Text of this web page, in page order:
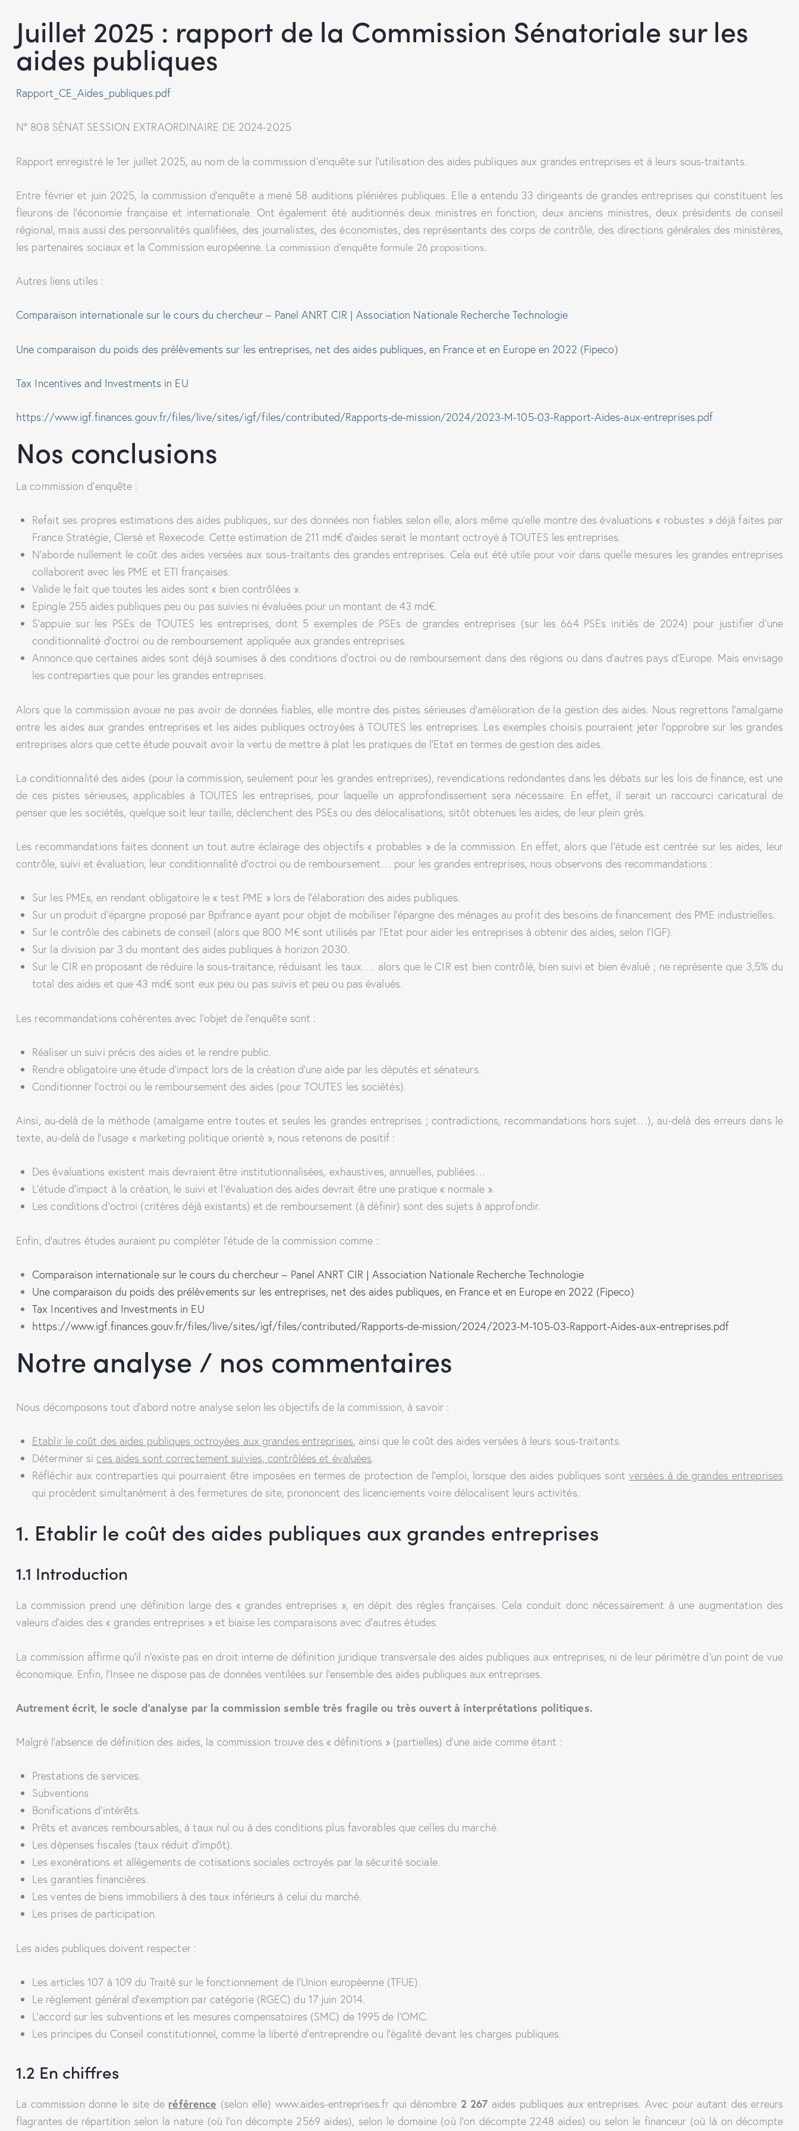
Juillet 2025 : rapport de la Commission Sénatoriale sur les
aides publiques
Rapport_CE_Aides_publiques.pdf
N° 808 SÉNAT SESSION EXTRAORDINAIRE DE 2024-2025
Rapport enregistré le 1er juillet 2025, au nom de la commission d’enquête sur l’utilisation des aides publiques aux grandes entreprises et à leurs sous-traitants.
Entre février et juin 2025, la commission d’enquête a mené 58 auditions plénières publiques. Elle a entendu 33 dirigeants de grandes entreprises qui constituent les
fleurons de l’économie française et internationale. Ont également été auditionnés deux ministres en fonction, deux anciens ministres, deux présidents de conseil
régional, mais aussi des personnalités qualifiées, des journalistes, des économistes, des représentants des corps de contrôle, des directions générales des ministères,
les partenaires sociaux et la Commission européenne. La commission d’enquête formule 26 propositions.
Autres liens utiles :
Comparaison internationale sur le cours du chercheur – Panel ANRT CIR | Association Nationale Recherche Technologie
Une comparaison du poids des prélèvements sur les entreprises, net des aides publiques, en France et en Europe en 2022 (Fipeco)
Tax Incentives and Investments in EU
https://www.igf.finances.gouv.fr/files/live/sites/igf/files/contributed/Rapports-de-mission/2024/2023-M-105-03-Rapport-Aides-aux-entreprises.pdf
Nos conclusions
La commission d’enquête :
Refait ses propres estimations des aides publiques, sur des données non fiables selon elle, alors même qu’elle montre des évaluations « robustes » déjà faites par
France Stratégie, Clersé et Rexecode. Cette estimation de 211 md€ d’aides serait le montant octroyé à TOUTES les entreprises.
N’aborde nullement le coût des aides versées aux sous-traitants des grandes entreprises. Cela eut été utile pour voir dans quelle mesures les grandes entreprises
collaborent avec les PME et ETI françaises.
Valide le fait que toutes les aides sont « bien contrôlées ».
Epingle 255 aides publiques peu ou pas suivies ni évaluées pour un montant de 43 md€.
S’appuie sur les PSEs de TOUTES les entreprises, dont 5 exemples de PSEs de grandes entreprises (sur les 664 PSEs initiés de 2024) pour justifier d’une
conditionnalité d’octroi ou de remboursement appliquée aux grandes entreprises.
Annonce que certaines aides sont déjà soumises à des conditions d’octroi ou de remboursement dans des régions ou dans d’autres pays d’Europe. Mais envisage
les contreparties que pour les grandes entreprises.
Alors que la commission avoue ne pas avoir de données fiables, elle montre des pistes sérieuses d’amélioration de la gestion des aides. Nous regrettons l’amalgame
entre les aides aux grandes entreprises et les aides publiques octroyées à TOUTES les entreprises. Les exemples choisis pourraient jeter l’opprobre sur les grandes
entreprises alors que cette étude pouvait avoir la vertu de mettre à plat les pratiques de l’Etat en termes de gestion des aides.
La conditionnalité des aides (pour la commission, seulement pour les grandes entreprises), revendications redondantes dans les débats sur les lois de finance, est une
de ces pistes sérieuses, applicables à TOUTES les entreprises, pour laquelle un approfondissement sera nécessaire. En effet, il serait un raccourci caricatural de
penser que les sociétés, quelque soit leur taille, déclenchent des PSEs ou des délocalisations, sitôt obtenues les aides, de leur plein grès.
Les recommandations faites donnent un tout autre éclairage des objectifs « probables » de la commission. En effet, alors que l’étude est centrée sur les aides, leur
contrôle, suivi et évaluation, leur conditionnalité d’octroi ou de remboursement… pour les grandes entreprises, nous observons des recommandations :
Sur les PMEs, en rendant obligatoire le « test PME » lors de l’élaboration des aides publiques.
Sur un produit d’épargne proposé par Bpifrance ayant pour objet de mobiliser l’épargne des ménages au profit des besoins de financement des PME industrielles.
Sur le contrôle des cabinets de conseil (alors que 800 M€ sont utilisés par l’Etat pour aider les entreprises à obtenir des aides, selon l’IGF).
Sur la division par 3 du montant des aides publiques à horizon 2030.
Sur le CIR en proposant de réduire la sous-traitance, réduisant les taux…. alors que le CIR est bien contrôlé, bien suivi et bien évalué ; ne représente que 3,5% du
total des aides et que 43 md€ sont eux peu ou pas suivis et peu ou pas évalués.
Les recommandations cohérentes avec l’objet de l’enquête sont :
Réaliser un suivi précis des aides et le rendre public.
Rendre obligatoire une étude d’impact lors de la création d’une aide par les députés et sénateurs.
Conditionner l’octroi ou le remboursement des aides (pour TOUTES les sociétés).
Ainsi, au-delà de la méthode (amalgame entre toutes et seules les grandes entreprises ; contradictions, recommandations hors sujet…), au-delà des erreurs dans le
texte, au-delà de l’usage « marketing politique orienté », nous retenons de positif :
Des évaluations existent mais devraient être institutionnalisées, exhaustives, annuelles, publiées…
L’étude d’impact à la création, le suivi et l’évaluation des aides devrait être une pratique « normale ».
Les conditions d’octroi (critères déjà existants) et de remboursement (à définir) sont des sujets à approfondir.
Enfin, d’autres études auraient pu compléter l’étude de la commission comme :
Comparaison internationale sur le cours du chercheur – Panel ANRT CIR | Association Nationale Recherche Technologie
Une comparaison du poids des prélèvements sur les entreprises, net des aides publiques, en France et en Europe en 2022 (Fipeco)
Tax Incentives and Investments in EU
https://www.igf.finances.gouv.fr/files/live/sites/igf/files/contributed/Rapports-de-mission/2024/2023-M-105-03-Rapport-Aides-aux-entreprises.pdf
Notre analyse / nos commentaires
Nous décomposons tout d’abord notre analyse selon les objectifs de la commission, à savoir :
Etablir le coût des aides publiques octroyées aux grandes entreprises, ainsi que le coût des aides versées à leurs sous-traitants.
Déterminer sices aides sont correctement suivies, contrôlées et évaluées.
Réfléchir aux contreparties qui pourraient être imposées en termes de protection de l’emploi, lorsque des aides publiques sont versées à de grandes entreprises
qui procèdent simultanément à des fermetures de site, prononcent des licenciements voire délocalisent leurs activités.
1. Etablir le coût des aides publiques aux grandes entreprises
1.1 Introduction
La commission prend une définition large des « grandes entreprises », en dépit des règles françaises. Cela conduit donc nécessairement à une augmentation des
valeurs d’aides des « grandes entreprises » et biaise les comparaisons avec d’autres études.
La commission affirme qu’il n’existe pas en droit interne de définition juridique transversale des aides publiques aux entreprises, ni de leur périmètre d’un point de vue
économique. Enfin, l’Insee ne dispose pas de données ventilées sur l’ensemble des aides publiques aux entreprises.
Autrement écrit, le socle d’analyse par la commission semble très fragile ou très ouvert à interprétations politiques.
Malgré l’absence de définition des aides, la commission trouve des « définitions » (partielles) d’une aide comme étant :
Prestations de services.
Subventions
Bonifications d’intérêts.
Prêts et avances remboursables, à taux nul ou à des conditions plus favorables que celles du marché.
Les dépenses fiscales (taux réduit d’impôt).
Les exonérations et allègements de cotisations sociales octroyés par la sécurité sociale.
Les garanties financières.
Les ventes de biens immobiliers à des taux inférieurs à celui du marché.
Les prises de participation.
Les aides publiques doivent respecter :
Les articles 107 à 109 du Traité sur le fonctionnement de l’Union européenne (TFUE).
Le règlement général d’exemption par catégorie (RGEC) du 17 juin 2014.
L’accord sur les subventions et les mesures compensatoires (SMC) de 1995 de l’OMC.
Les principes du Conseil constitutionnel, comme la liberté d’entreprendre ou l’égalité devant les charges publiques.
1.2 En chiffres
La commission donne le site de référence (selon elle) www.aides-entreprises.fr qui dénombre 2 267aides publiques aux entreprises. Avec pour autant des erreurs
flagrantes de répartition selon la nature (où l’on décompte 2569 aides), selon le domaine (où l’on décompte 2248 aides) ou selon le financeur (où là on décompte